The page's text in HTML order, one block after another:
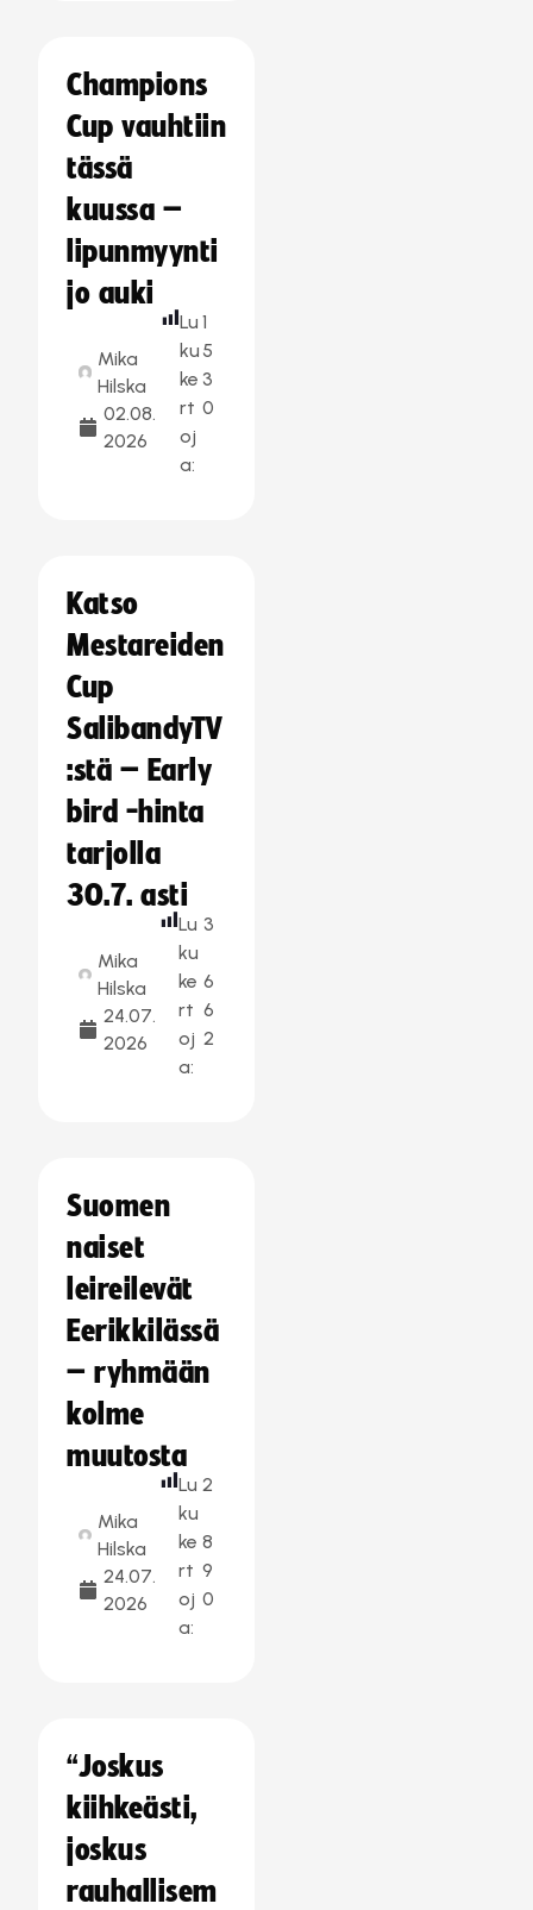
Champions
Cup vauhtiin
tässä
kuussa –
lipunmyynti
jo auki
Mika
Hilska
02.08.
2026
Lu
ku
ke
rt
oj
a:
1
5
3
0
Katso
Mestareiden
Cup
SalibandyTV
:stä – Early
bird -hinta
tarjolla
30.7. asti
Mika
Hilska
24.07.
2026
Lu
ku
ke
rt
oj
a:
3
6
6
2
Suomen
naiset
leireilevät
Eerikkilässä
– ryhmään
kolme
muutosta
Mika
Hilska
24.07.
2026
Lu
ku
ke
rt
oj
a:
2
8
9
0
“Joskus
kiihkeästi,
joskus
rauhallisem